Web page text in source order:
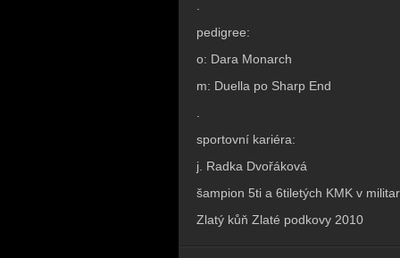
pedigree:
o: Dara Monarch
m: Duella po Sharp End
sportovní kariéra:
j. Radka Dvořáková
šampion 5ti a 6tiletých KMK v
Zlatý kůň Zlaté podkovy 2010